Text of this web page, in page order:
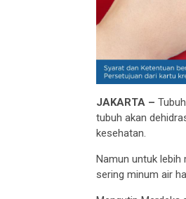
JAKARTA –
tubuh akan
kesehatan.
Namun untuk lebih
sering minum air